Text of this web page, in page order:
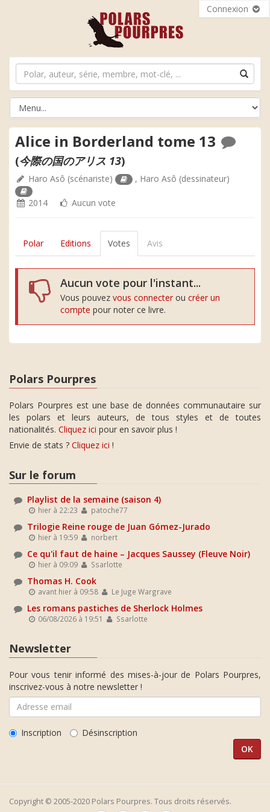
Connexion
Alice in Borderland tome 13
(今際の国のアリス 13)
Haro Asô (scénariste) , Haro Asô (dessinateur)
2014 Aucun vote
Polar Editions Votes Avis
Aucun vote pour l'instant...
Vous pouvez vous connecter ou créer un
compte pour noter ce livre.
Polars Pourpres
Polars Pourpres est une base de données communautaire sur
les polars et leurs auteurs, de tous styles et de toutes
nationalités. Cliquez ici pour en savoir plus !
Envie de stats ? Cliquez ici !
Sur le forum
Playlist de la semaine (saison 4)
hier à 22:23 patoche77
Trilogie Reine rouge de Juan Gómez-Jurado
hier à 19:59 norbert
Ce qu'il faut de haine – Jacques Saussey (Fleuve Noir)
hier à 09:09 Ssarlotte
Thomas H. Cook
avant hier à 09:58 Le Juge Wargrave
Les romans pastiches de Sherlock Holmes
06/08/2026 à 19:51 Ssarlotte
Newsletter
Pour vous tenir informé des mises-à-jour de Polars Pourpres,
inscrivez-vous à notre newsletter !
Inscription Désinscription
Copyright © 2005-2020 Polars Pourpres. Tous droits réservés.